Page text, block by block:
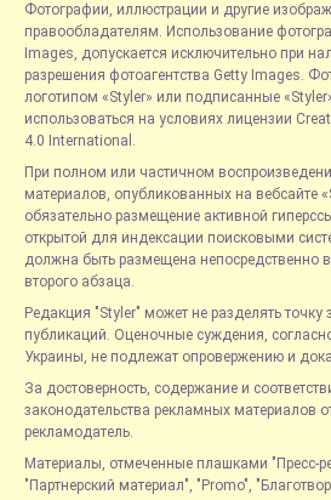
Фотографии, иллюстрации и другие
правообладателям. Использование
Images, допускается исключительно при
разрешения фотоагентства Getty Images.
логотипом «Styler» или подписанные
использоваться на условиях лицензии
4.0 International.
При полном или частичном
материалов, опубликованных на вебсайте
обязательно размещение активной
открытой для индексации поисковыми
должна быть размещена непосредственно
второго абзаца.
Редакция "Styler" может не разделять точку
публикаций. Оценочные суждения,
Украины, не подлежат опровержению и
За достоверность, содержание и
законодательства рекламных материалов
рекламодатель.
Материалы, отмеченные плашками "Пресс-
"Партнерский материал", "Promo",